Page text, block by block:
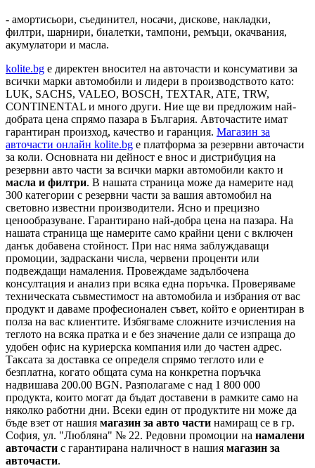
- амортисьори, съединител, носачи, дискове, накладки,
филтри, шарнири, биалетки, тампони, ремъци, окачвания,
акумулатори и масла.
kolite.bg e директен вносител на авточасти и консумативи за
всички марки автомобили и лидери в производството като:
LUK, SACHS, VALEO, BOSCH, TEXTAR, ATE, TRW,
CONTINENTAL и много други. Ние ще ви предложим най-
добрата цена спрямо пазара в България. Авточастите имат
гарантиран произход, качество и гаранция. Магазин за
авточасти онлайн kolite.bg е платформа за резервни авточасти
за коли. Основната ни дейност е внос и дистрибуция на
резервни авто части за всички марки автомобили както и
масла и филтри. В нашата страница може да намерите над
300 категории с резервни части за вашия автомобил на
световно известни производители. Ясно и прецизно
ценообразуване. Гарантирано най-добра цена на пазара. На
нашата страница ще намерите само крайни цени с включен
данък добавена стойност. При нас няма заблуждаващи
промоции, задраскани числа, червени проценти или
подвеждащи намаления. Провеждаме задълбочена
консултация и анализ при всяка една поръчка. Проверяваме
техническата съвместимост на автомобила и избрания от вас
продукт и даваме професионален съвет, който е ориентиран в
полза на вас клиентите. Избягваме сложните изчисления на
теглото на всяка пратка и е без значение дали се изпраща до
удобен офис на куриерска компания или до частен адрес.
Таксата за доставка се определя спрямо теглото или е
безплатна, когато общата сума на конкретна поръчка
надвишава 200.00 BGN. Разполагаме с над 1 800 000
продукта, които могат да бъдат доставени в рамките само на
няколко работни дни. Всеки един от продуктите ни може да
бъде взет от нашия магазин за авто части намиращ се в гр.
София, ул. "Любляна" № 22. Редовни промоции на намалени
авточасти с гарантирана наличност в нашия магазин за
авточасти.